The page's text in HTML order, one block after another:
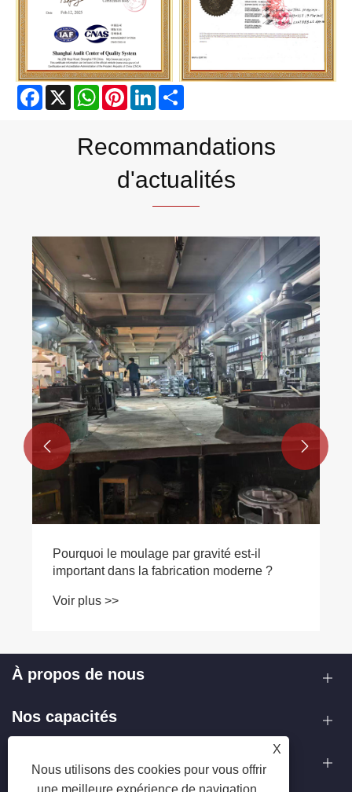
OIN 14001
Facebook
X WhatsAppPinterestLinkedIn
Recommandations
d'actualités
Pourquoi le moulage par gravité est-il
important dans la fabrication moderne ?
Voir plus >>
 
À propos de nous
Nos capacités
X
Nous utilisons des cookies pour vous offrir
une meilleure expérience de navigation,